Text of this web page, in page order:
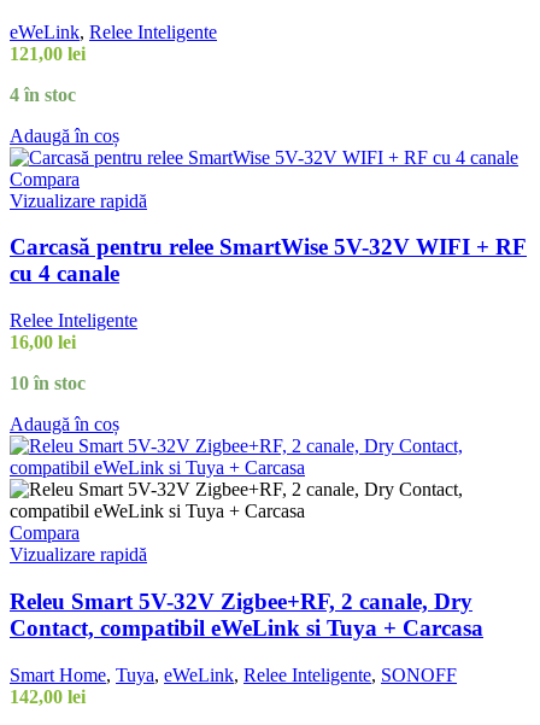
eWeLink, Relee Inteligente
121,00 lei
4 în stoc
Adaugă în coș
Compara
Vizualizare rapidă
Carcasă pentru relee SmartWise 5V-32V WIFI + RF
cu 4 canale
Relee Inteligente
16,00 lei
10 în stoc
Adaugă în coș
Compara
Vizualizare rapidă
Releu Smart 5V-32V Zigbee+RF, 2 canale, Dry
Contact, compatibil eWeLink si Tuya + Carcasa
Smart Home, Tuya, eWeLink, Relee Inteligente, SONOFF
142,00 lei